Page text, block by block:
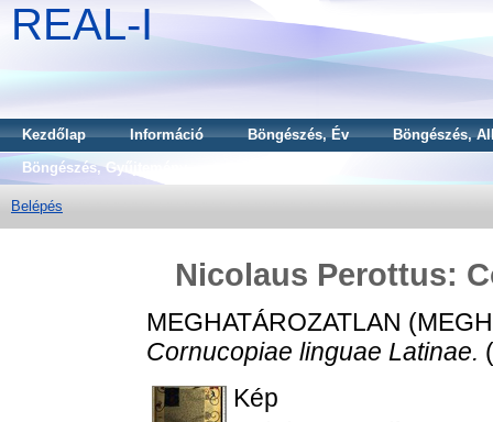
REAL-I
Kezdőlap Információ Böngészés, Év
Böngészés,
Böngészés, Gyűjtemény
Belépés
Nicolaus Perottus:
MEGHATÁROZATLAN
Cornucopiae linguae Latinae.
Kép